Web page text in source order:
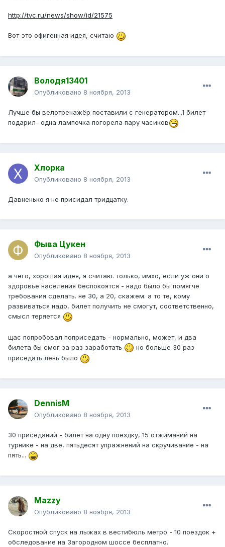
http://tvc.ru/news/show/id/21575
Вот это офигенная идея, считаю
Володя13401
Опубликовано 8 ноября, 2013
Лучше бы велотренажёр поставили с генератором...1 билет
подарил- одна лампочка погорела пару часиков
Хлорка
Опубликовано 8 ноября, 2013
Давненько я не присидал тридцатку.
Фыва Цукен
Опубликовано 8 ноября, 2013
а чего, хорошая идея, я считаю. только, имхо, если уж они о
здоровье населения беспокоятся - надо было бы помягче
требования сделать. не 30, а 20, скажем. а то те, кому
развиваться надо, билет получить не смогут, соответственно,
смысл теряется
щас попробовал поприседать - нормально, может, и два
билета бы смог за раз заработать
но больше 30 раз
приседать лень было
DennisM
Опубликовано 8 ноября, 2013
30 приседаний - билет на одну поездку, 15 отжиманий на
турнике - на две, пятьдесят упражнений на скручивание - на
пять...
Mazzy
Опубликовано 8 ноября, 2013
Скоростной спуск на лыжах в вестибюль метро - 10 поездок +
обследование на Загородном шоссе бесплатно.